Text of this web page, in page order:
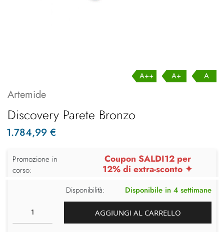
A++ A+ A
Artemide
Discovery Parete Bronzo
1.784,99 €
Promozione in
corso:
Coupon SALDI12 per
12% di extra-sconto ✦
Disponibilità: Disponibile in 4 settimane
AGGIUNGI AL CARRELLO